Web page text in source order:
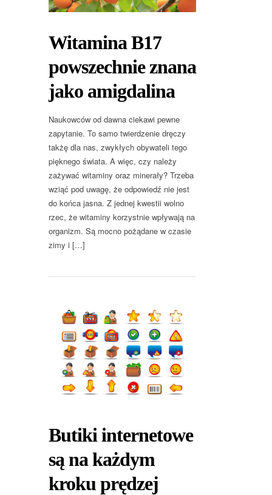
Witamina B17
powszechnie znana
jako amigdalina
Naukowców od dawna ciekawi pewne
zapytanie. To samo twierdzenie dręczy
takżę dla nas, zwykłych obywateli tego
pięknego świata. A więc, czy należy
zażywać witaminy oraz minerały? Trzeba
wziąć pod uwagę, że odpowiedź nie jest
do końca jasna. Z jednej kwestii wolno
rzec, że witaminy korzystnie wpływają na
organizm. Są mocno pożądane w czasie
zimy i […]
Butiki internetowe
są na każdym
kroku prędzej